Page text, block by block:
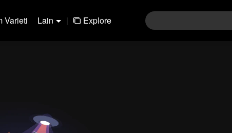
Varieti Lain | Explore